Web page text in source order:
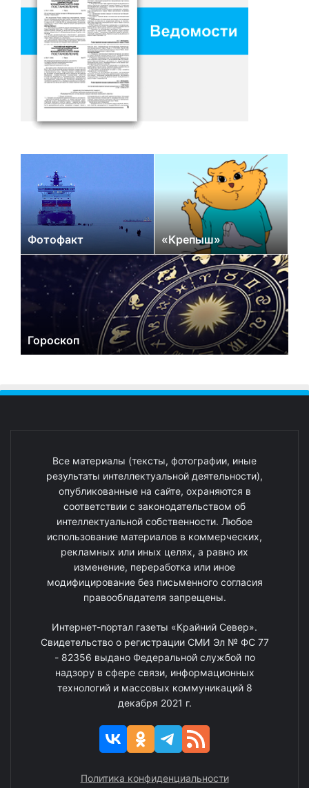
Фотофакт «Крепыш»
Гороскоп
Все материалы (тексты, фотографии, иные
результаты интеллектуальной деятельности),
опубликованные на сайте, охраняются в
соответствии с законодательством об
интеллектуальной собственности. Любое
использование материалов в коммерческих,
рекламных или иных целях, а равно их
изменение, переработка или иное
модифицирование без письменного согласия
правообладателя запрещены.
Интернет-портал газеты «Крайний Север».
Свидетельство о регистрации СМИ Эл № ФС 77
- 82356 выдано Федеральной службой по
надзору в сфере связи, информационных
технологий и массовых коммуникаций 8
декабря 2021 г.
Политика конфиденциальности